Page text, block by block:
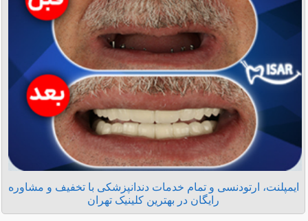
ایمپلنت، ارتودنسی و تمام خدمات دندانپزشکی با تخفیف و مشاوره
رایگان در بهترین کلینیک تهران